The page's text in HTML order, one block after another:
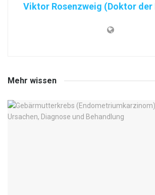
Viktor Rosenzweig (Doktor der
Mehr wissen